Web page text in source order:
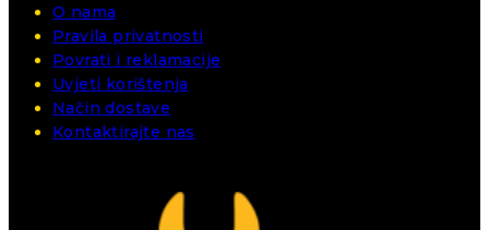
O nama
Pravila privatnosti
Povrati i reklamacije
Uvjeti korištenja
Način dostave
Kontaktirajte nas